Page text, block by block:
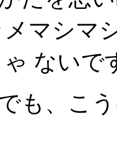
マシマ
ゃ ないで
も、こ